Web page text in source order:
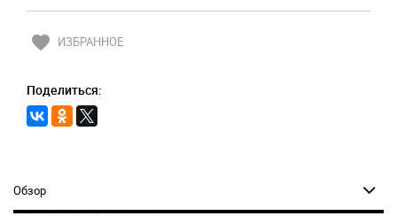
favorite ИЗБРАННОЕ
Поделиться:
Обзор